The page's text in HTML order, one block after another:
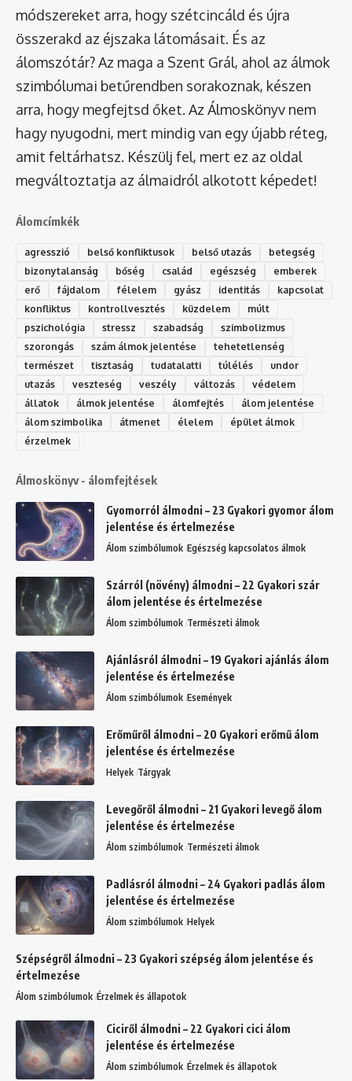
módszereket arra, hogy szétcincáld és újra
összerakd az éjszaka látomásait. És az
álomszótár? Az maga a Szent Grál, ahol az álmok
szimbólumai betűrendben sorakoznak, készen
arra, hogy megfejtsd őket. Az Álmoskönyv nem
hagy nyugodni, mert mindig van egy újabb réteg,
amit feltárhatsz. Készülj fel, mert ez az oldal
megváltoztatja az álmaidról alkotott képedet!
Álomcímkék
agresszió belső konfliktusok belső utazás
betegség
bizonytalanság
bőség család egészség
emberek
erő
fájdalom félelem gyász identitás
kapcsolat
konfliktus
kontrollvesztés küzdelem
múlt
pszichológia
stressz szabadság
szimbolizmus
szorongás
szám álmok jelentése
tehetetlenség
természet
tisztaság tudatalatti túlélés
undor
utazás
veszteség veszély változás
védelem
állatok
álmok jelentése álomfejtés
álom jelentése
álom szimbolika
átmenet élelem
épület álmok
érzelmek
Álmoskönyv - álomfejtések
Gyomorról álmodni – 23 Gyakori gyomor álom
jelentése és értelmezése
Álom szimbólumok Egészség kapcsolatos álmok
Szárról (növény) álmodni – 22 Gyakori szár
álom jelentése és értelmezése
Álom szimbólumok Természeti álmok
Ajánlásról álmodni – 19 Gyakori ajánlás álom
jelentése és értelmezése
Álom szimbólumok Események
Erőműről álmodni – 20 Gyakori erőmű álom
jelentése és értelmezése
Helyek Tárgyak
Levegőről álmodni – 21 Gyakori levegő álom
jelentése és értelmezése
Álom szimbólumok Természeti álmok
Padlásról álmodni – 24 Gyakori padlás álom
jelentése és értelmezése
Álom szimbólumok Helyek
Szépségről álmodni – 23 Gyakori szépség álom jelentése és
értelmezése
Álom szimbólumok Érzelmek és állapotok
Ciciről álmodni – 22 Gyakori cici álom
jelentése és értelmezése
Álom szimbólumok Érzelmek és állapotok